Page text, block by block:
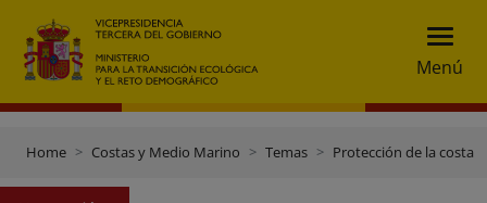
Menú
Home Costas y Medio Marino Temas Protección de la costa